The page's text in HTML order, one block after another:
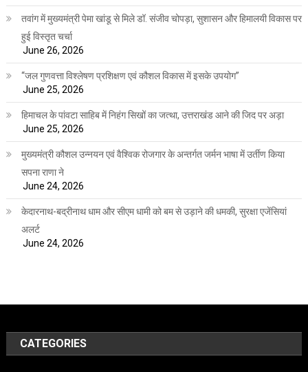
तवांग में मुख्यमंत्री पेमा खांडू से मिले डॉ. संजीव चोपड़ा, सुशासन और हिमालयी विकास पर
हुई विस्तृत चर्चा
June 26, 2026
“जल गुणवत्ता विश्लेषण प्रशिक्षण एवं कौशल विकास में इसके उपयोग”
June 25, 2026
हिमाचल के पांवटा साहिब में निहंग सिखों का जत्था, उत्तराखंड आने की जिद पर अड़ा
June 25, 2026
मुख्यमंत्री कौशल उन्नयन एवं वैश्विक रोजगार के अन्तर्गत जर्मन भाषा में उर्तीण किया
सपना राणा ने
June 24, 2026
केदारनाथ-बद्रीनाथ धाम और सीएम धामी को बम से उड़ाने की धमकी, सुरक्षा एजेंसियां
अलर्ट
June 24, 2026
CATEGORIES